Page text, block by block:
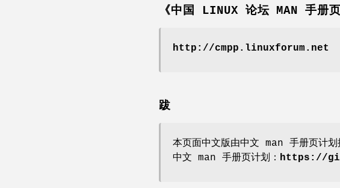
《中国 LINUX 论坛 MAN 手册
http://cmpp.linuxforum.net
跋
本页面中文版由中文 man 手册页计划
中文 man 手册页计划： https://